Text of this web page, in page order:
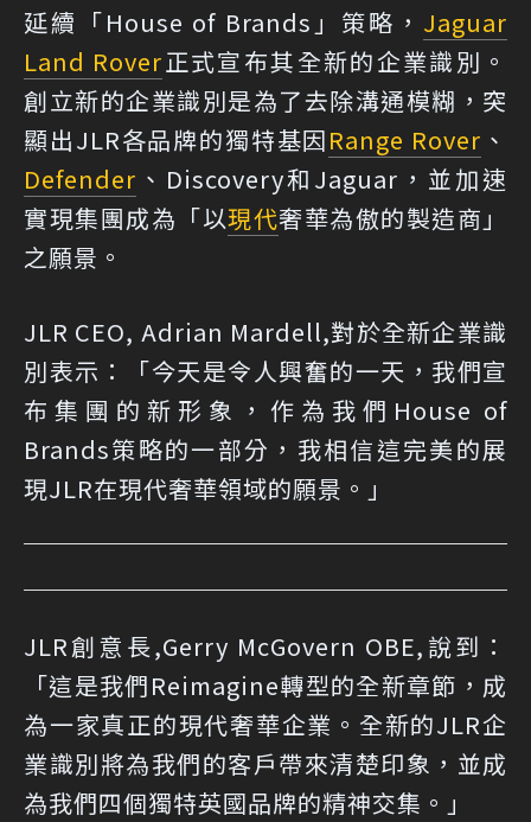
延續「House of Brands」策略， Jaguar
Land Rover正式宣布其全新的企業識別。
創立新的企業識別是為了去除溝通模糊，突
顯出JLR各品牌的獨特基因Range Rover 、
Defender 、Discovery和Jaguar，並加速
實現集團成為「以現代奢華為傲的製造商」
之願景。
JLR CEO, Adrian Mardell,對於全新企業識
別表示：「今天是令人興奮的一天，我們宣
布集團的新形象，作為我們House of
Brands策略的一部分，我相信這完美的展
現JLR在現代奢華領域的願景。」
JLR創意長,Gerry McGovern OBE,說到：
「這是我們Reimagine轉型的全新章節，成
為一家真正的現代奢華企業。全新的JLR企
業識別將為我們的客戶帶來清楚印象，並成
為我們四個獨特英國品牌的精神交集。」